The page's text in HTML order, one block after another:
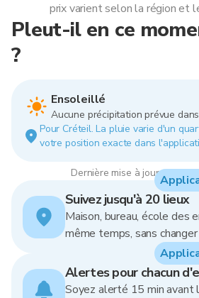
Pleut-il en ce
?
Ensoleillé
Aucune précipitation prévue
Pour Créteil. La pluie varie d'un
votre position exacte dans
Dernière mise à jour : 14:00,
prix varient selon la région et
Suivez jusqu'à 20 lieux
Maison, bureau, école des
même temps, sans
Alertes pour chacun
Soyez alerté 15 min avant